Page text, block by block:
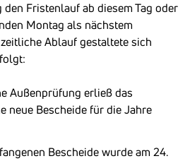
Fristenlauf ab diesem Tag oder
Montag als nächstem
Ablauf gestaltete sich
Außenprüfung erließ das
neue Bescheide für die Jahre
Bescheide wurde am 24.